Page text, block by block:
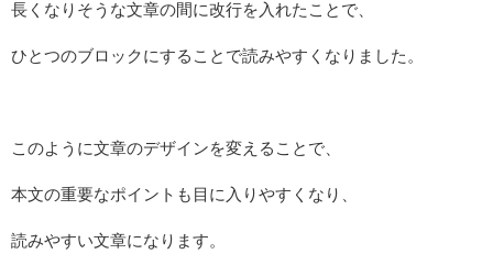
長くなりそうな文章の間に改行を入れたことで、
ひとつのブロックにすることで読みやすくなりました。
このように文章のデザインを変えることで、
本文の重要なポイントも目に入りやすくなり、
読みやすい文章になります。